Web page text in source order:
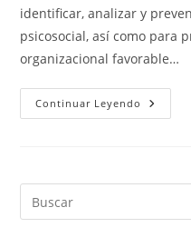
identificar, analizar y
psicosocial, así como para
organizacional favorable…
Continuar Leyendo NOM
035